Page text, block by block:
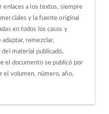
enlaces a los textos, siempre
y la fuente original
en todos los casos y
adaptar, remezclar,
material publicado,
el documento se publicó por
el volumen, número, año,